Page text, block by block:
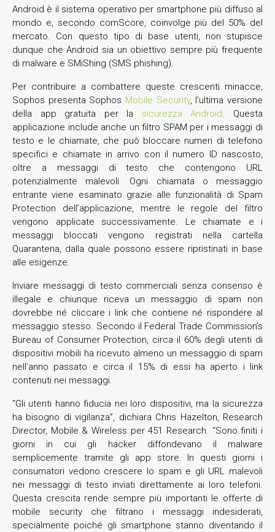
Android è il sistema operativo per smartphone più diffuso al
mondo e, secondo comScore, coinvolge più del 50% del
mercato. Con questo tipo di base utenti, non stupisce
dunque che Android sia un obiettivo sempre più frequente
di malware e SMiShing (SMS phishing).
Per contribuire a combattere queste crescenti minacce,
Sophos presenta Sophos Mobile Security, l’ultima versione
della app gratuita per la sicurezza Android. Questa
applicazione include anche un filtro SPAM per i messaggi di
testo e le chiamate, che può bloccare numeri di telefono
specifici e chiamate in arrivo con il numero ID nascosto,
oltre a messaggi di testo che contengono URL
potenzialmente malevoli. Ogni chiamata o messaggio
entrante viene esaminato grazie alle funzionalità di Spam
Protection dell’applicazione, mentre le regole del filtro
vengono applicate successivamente. Le chiamate e i
messaggi bloccati vengono registrati nella cartella
Quarantena, dalla quale possono essere ripristinati in base
alle esigenze.
Inviare messaggi di testo commerciali senza consenso è
illegale e chiunque riceva un messaggio di spam non
dovrebbe né cliccare i link che contiene né rispondere al
messaggio stesso. Secondo il Federal Trade Commission’s
Bureau of Consumer Protection, circa il 60% degli utenti di
dispositivi mobili ha ricevuto almeno un messaggio di spam
nell’anno passato e circa il 15% di essi ha aperto i link
contenuti nei messaggi.
“Gli utenti hanno fiducia nei loro dispositivi, ma la sicurezza
ha bisogno di vigilanza”, dichiara Chris Hazelton, Research
Director, Mobile & Wireless per 451 Research. “Sono finiti i
giorni in cui gli hacker diffondevano il malware
semplicemente tramite gli app store. In questi giorni i
consumatori vedono crescere lo spam e gli URL malevoli
nei messaggi di testo inviati direttamente ai loro telefoni.
Questa crescita rende sempre più importanti le offerte di
mobile security che filtrano i messaggi indesiderati,
specialmente poiché gli smartphone stanno diventando il